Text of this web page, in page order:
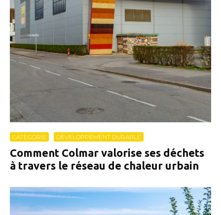
CATEGORIE DÉVELOPPEMENT DURABLE
Comment Colmar valorise ses déchets
à travers le réseau de chaleur urbain